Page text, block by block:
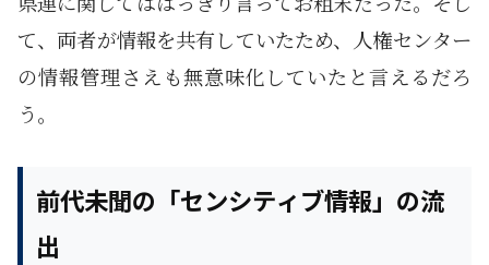
て、両者が情報を共有していたため、人権センター
の情報管理さえも無意味化していたと言えるだろ
う。
前代未聞の「センシティブ情報」の流
出